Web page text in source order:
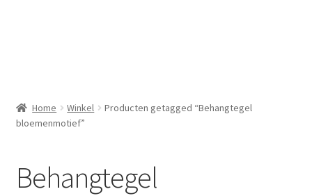
Mozaïekvellen
Contact
Home Winkel
Producten getagged “Behangtegel
bloemenmotief”
Behangtegel